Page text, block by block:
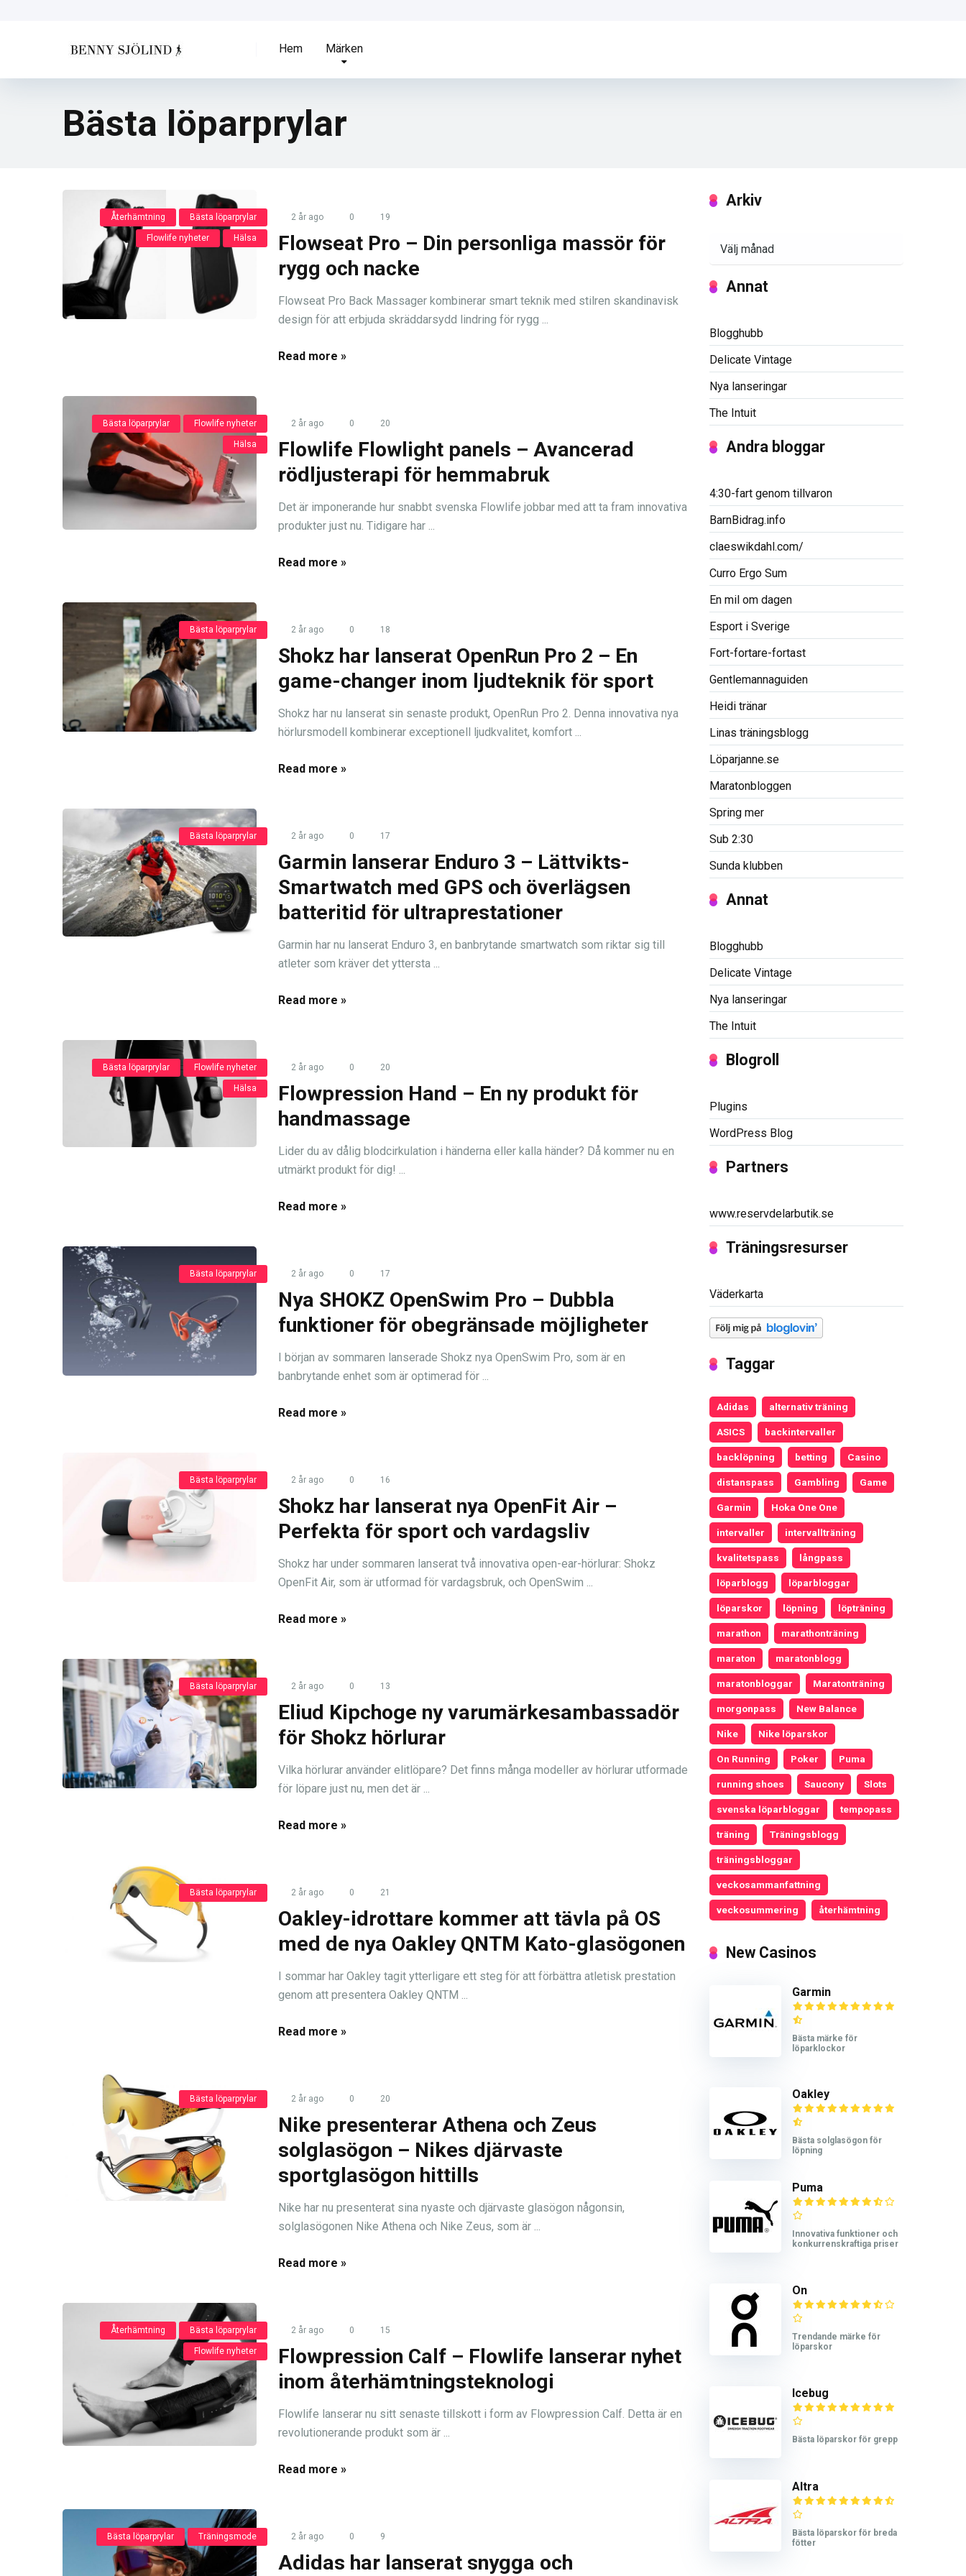
Hem Märken
Bästa löparprylar
Återhämtning Bästa löparprylar
Flowlife nyheter Hälsa
2 år ago 0 19
Flowseat Pro – Din personliga massör för
rygg och nacke
Flowseat Pro Back Massager kombinerar smart teknik med stilren skandinavisk
design för att erbjuda skräddarsydd lindring för rygg ...
Read more »
Bästa löparprylar Flowlife nyheter
Hälsa
2 år ago 0 20
Flowlife Flowlight panels – Avancerad
rödljusterapi för hemmabruk
Det är imponerande hur snabbt svenska Flowlife jobbar med att ta fram innovativa
produkter just nu. Tidigare har ...
Read more »
Bästa löparprylar 2 år ago 0 18
Shokz har lanserat OpenRun Pro 2 – En
game-changer inom ljudteknik för sport
Shokz har nu lanserat sin senaste produkt, OpenRun Pro 2. Denna innovativa nya
hörlursmodell kombinerar exceptionell ljudkvalitet, komfort ...
Read more »
Bästa löparprylar 2 år ago 0 17
Garmin lanserar Enduro 3 – Lättvikts-
Smartwatch med GPS och överlägsen
batteritid för ultraprestationer
Garmin har nu lanserat Enduro 3, en banbrytande smartwatch som riktar sig till
atleter som kräver det yttersta ...
Read more »
Bästa löparprylar Flowlife nyheter
Hälsa
2 år ago 0 20
Flowpression Hand – En ny produkt för
handmassage
Lider du av dålig blodcirkulation i händerna eller kalla händer? Då kommer nu en
utmärkt produkt för dig! ...
Read more »
Bästa löparprylar 2 år ago 0 17
Nya SHOKZ OpenSwim Pro – Dubbla
funktioner för obegränsade möjligheter
I början av sommaren lanserade Shokz nya OpenSwim Pro, som är en
banbrytande enhet som är optimerad för ...
Read more »
Bästa löparprylar 2 år ago 0 16
Shokz har lanserat nya OpenFit Air –
Perfekta för sport och vardagsliv
Shokz har under sommaren lanserat två innovativa open-ear-hörlurar: Shokz
OpenFit Air, som är utformad för vardagsbruk, och OpenSwim ...
Read more »
Bästa löparprylar 2 år ago 0 13
Eliud Kipchoge ny varumärkesambassadör
för Shokz hörlurar
Vilka hörlurar använder elitlöpare? Det finns många modeller av hörlurar utformade
för löpare just nu, men det är ...
Read more »
Bästa löparprylar 2 år ago 0 21
Oakley-idrottare kommer att tävla på OS
med de nya Oakley QNTM Kato-glasögonen
I sommar har Oakley tagit ytterligare ett steg för att förbättra atletisk prestation
genom att presentera Oakley QNTM ...
Read more »
Bästa löparprylar 2 år ago 0 20
Nike presenterar Athena och Zeus
solglasögon – Nikes djärvaste
sportglasögon hittills
Nike har nu presenterat sina nyaste och djärvaste glasögon någonsin,
solglasögonen Nike Athena och Nike Zeus, som är ...
Read more »
Återhämtning Bästa löparprylar
Flowlife nyheter
2 år ago 0 15
Flowpression Calf – Flowlife lanserar nyhet
inom återhämtningsteknologi
Flowlife lanserar nu sitt senaste tillskott i form av Flowpression Calf. Detta är en
revolutionerande produkt som är ...
Read more »
Bästa löparprylar Träningsmode 2 år ago 0 9
Adidas har lanserat snygga och
Arkiv
Annat
Blogghubb
Delicate Vintage
Nya lanseringar
The Intuit
Andra bloggar
4:30-fart genom tillvaron
BarnBidrag.info
claeswikdahl.com/
Curro Ergo Sum
En mil om dagen
Esport i Sverige
Fort-fortare-fortast
Gentlemannaguiden
Heidi tränar
Linas träningsblogg
Löparjanne.se
Maratonbloggen
Spring mer
Sub 2:30
Sunda klubben
Annat
Blogghubb
Delicate Vintage
Nya lanseringar
The Intuit
Blogroll
Plugins
WordPress Blog
Partners
www.reservdelarbutik.se
Träningsresurser
Väderkarta
Taggar
Adidas alternativ träning
ASICS backintervaller
backlöpning betting Casino
distanspass Gambling Game
Garmin Hoka One One
intervaller intervallträning
kvalitetspass långpass
löparblogg löparbloggar
löparskor löpning löpträning
marathon marathonträning
maraton maratonblogg
maratonbloggar Maratonträning
morgonpass New Balance
Nike Nike löparskor
On Running Poker Puma
running shoes Saucony Slots
svenska löparbloggar tempopass
träning Träningsblogg
träningsbloggar
veckosammanfattning
veckosummering återhämtning
New Casinos
Garmin
Bästa märke för
löparklockor
Oakley
Bästa solglasögon för
löpning
Puma
Innovativa funktioner och
konkurrenskraftiga priser
On
Trendande märke för
löparskor
Icebug
Bästa löparskor för grepp
Altra
Bästa löparskor för breda
fötter